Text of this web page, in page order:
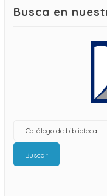
Busca en
Buscar